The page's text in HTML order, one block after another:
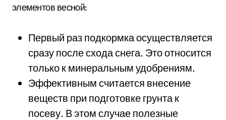
элементов весной:
Первый раз подкормка осуществляется
сразу после схода снега. Это относится
только к минеральным удобрениям.
Эффективным считается внесение
веществ при подготовке грунта к
посеву. В этом случае полезные